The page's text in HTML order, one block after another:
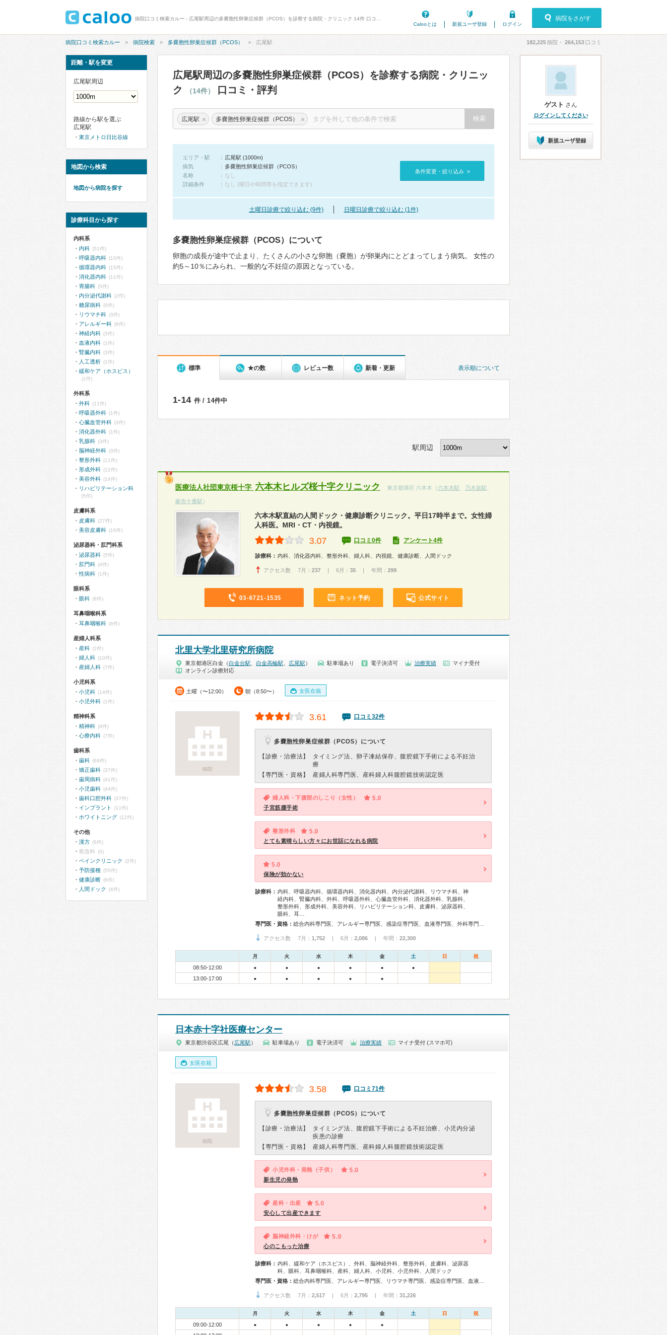
Calooとは
新規ユーザ登録 ログイン
病院をさがす
病院口コミ検索カルー 病院検索 多嚢胞性卵巣症候群（PCOS） 広尾駅 182,225病院・ 264,153 口コミ
広尾駅周辺の多嚢胞性卵巣症候群（PCOS）を診察する病院・クリニッ
ク
（14件） 口コミ・評判
広尾駅 × 多嚢胞性卵巣症候群（PCOS） ×
エリア・駅
広尾駅 (1000m)
病気
多嚢胞性卵巣症候群（PCOS）
名称
なし
詳細条件
なし (曜日や時間帯を指定できます)
条件変更・絞り込み »
土曜日診療で絞り込む (9件) 日曜日診療で絞り込む (1件)
多嚢胞性卵巣症候群（PCOS）について
卵胞の成⻑が途中で止まり、たくさんの⼩さな卵胞（嚢胞）が卵巣内にとどまってしまう病気。 女性の
約5～10％にみられ、一般的な不妊症の原因となっている。
表示順について
標準 ★の数 レビュー数 新着・更新
1-14 件 / 14件中
駅周辺
医療法人社団東京桜十字 六本木ヒルズ桜十字クリニック 東京都港区 六本木（ 六本木駅 乃木坂駅
麻布十番駅 ）
六本木駅直結の人間ドック・健康診断クリニック。平日17時半まで。女性婦
人科医。MRI・CT・内視鏡。
3.07 口コミ0件 アンケート4件
診療科： 内科、消化器内科、整形外科、婦人科、内視鏡、健康診断、人間ドック
アクセス数 7月： 237 | 6月： 35 | 年間： 299
03-6721-1535 ネット予約 公式サイト
北里大学北里研究所病院
東京都港区白金（白金台駅 白金高輪駅 広尾駅 ） 駐車場あり 電子決済可 治療実績
マイナ受付
オンライン診療対応
土曜（〜12:00） 朝（8:50〜） 女医在籍
病院
3.61 口コミ32件
多嚢胞性卵巣症候群（PCOS）について
【診療・治療法】
タイミング法、卵子凍結保存、腹腔鏡下手術による不妊治
療
【専門医・資格】
産婦人科専門医、産科婦人科腹腔鏡技術認定医
婦人科・下腹部のしこり（女性） 5.0
子宮筋腫手術
整形外科 5.0
とても素晴らしい方々にお世話になれる病院
5.0
保険が効かない
診療科： 内科、呼吸器内科、循環器内科、消化器内科、内分泌代謝科、リウマチ科、神
経内科、腎臓内科、外科、呼吸器外科、心臓血管外科、消化器外科、乳腺科、
整形外科、形成外科、美容外科、リハビリテーション科、皮膚科、泌尿器科、
眼科、耳…
専門医・資格：
アクセス数 7月： 1,752 | 6月： 2,086 | 年間： 22,300
月 火 水 木 金 土 日 祝
08:50-12:00 ● ● ● ● ● ●
13:00-17:00 ● ● ● ● ●
日本赤十字社医療センター
東京都渋谷区広尾（ 広尾駅 ） 駐車場あり 電子決済可 治療実績 マイナ受付 (スマホ可)
女医在籍
病院
3.58 口コミ71件
多嚢胞性卵巣症候群（PCOS）について
【診療・治療法】
タイミング法、腹腔鏡下手術による不妊治療、小児内分泌
疾患の診療
【専門医・資格】
産婦人科専門医、産科婦人科腹腔鏡技術認定医
小児外科・発熱（子供） 5.0
新生児の発熱
産科・出産 5.0
安心して出産できます
脳神経外科・けが 5.0
心のこもった治療
診療科： 内科、緩和ケア（ホスピス）、外科、脳神経外科、整形外科、皮膚科、泌尿器
科、眼科、耳鼻咽喉科、産科、婦人科、小児科、小児外科、人間ドック
専門医・資格：
アクセス数 7月： 2,517 | 6月： 2,795 | 年間： 31,226
月 火 水 木 金 土 日 祝
09:00-12:00 ● ● ● ● ●
距離・駅を変更
広尾駅周辺
路線から駅を選ぶ
広尾駅
東京メトロ日比谷線
地図から検索
地図から病院を探す
診療科目から探す
内科系
内科 (51件)
呼吸器内科 (10件)
循環器内科 (15件)
消化器内科 (11件)
胃腸科 (5件)
内分泌代謝科 (2件)
糖尿病科 (6件)
リウマチ科 (3件)
アレルギー科 (6件)
神経内科 (3件)
血液内科 (1件)
腎臓内科 (3件)
人工透析 (1件)
緩和ケア（ホスピス）
(1件)
外科系
外科 (11件)
呼吸器外科 (1件)
心臓血管外科 (3件)
消化器外科 (1件)
乳腺科 (3件)
脳神経外科 (3件)
整形外科 (11件)
形成外科 (12件)
美容外科 (14件)
リハビリテーション科
(5件)
皮膚科系
皮膚科 (27件)
美容皮膚科 (16件)
泌尿器科・肛門科系
泌尿器科 (5件)
肛門科 (4件)
性病科 (1件)
眼科系
眼科 (8件)
耳鼻咽喉科系
耳鼻咽喉科 (6件)
産婦人科系
産科 (2件)
婦人科 (10件)
産婦人科 (7件)
小児科系
小児科 (14件)
小児外科 (1件)
精神科系
精神科 (9件)
心療内科 (7件)
歯科系
歯科 (69件)
矯正歯科 (37件)
歯周病科 (41件)
小児歯科 (44件)
歯科口腔外科 (37件)
インプラント (11件)
ホワイトニング (12件)
その他
漢方 (6件)
救急科 (0)
ペインクリニック (2件)
予防接種 (55件)
健康診断 (6件)
人間ドック (4件)
ゲスト さん
ログインしてください
新規ユーザ登録